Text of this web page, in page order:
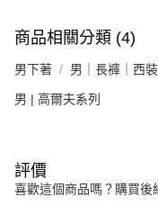
商品相關分類 (4)
男下著 男｜長褲｜西
男 | 高爾夫系列
評價
喜歡這個商品嗎？購買後